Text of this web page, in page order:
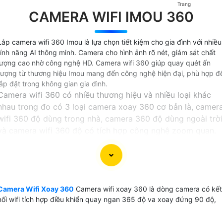
Trang
CAMERA WIFI IMOU 360
camera wifi 360 Imou là lựa chọn tiết kiệm cho gia đình với nhiều
năng AI thông minh. Camera cho hình ảnh rõ nét, giám sát chất
cao nhờ công nghệ HD. Camera wifi 360 giúp quay quét ấn
từ thương hiệu Imou mang đến công nghệ hiện đại, phù hợp
đặt trong không gian gia đình.
wifi 360 có nhiều thương hiệu và nhiều loại khác
trong đo có 3 loại camera xoay 360 cơ bản là,
360 độ dùng trong nhà, camera 360 độ dùng ngoài trời
cả các thương hiệu camera wifi đều có những dòng
360 độ tích hợp nhiều chức năng từ giá rẻ đến
camera từ 2.0MP đến camera độ phân giải 4Mp 8MP
ứng với xuất hình ảnh chất lượng ultra 2k và 4K.
Wifi Xoay 360 Camera wifi xoay 360 là dòng camera có kết
wifi tích hợp điều khiển quay ngan 365 độ va xoay đứng 90 độ,